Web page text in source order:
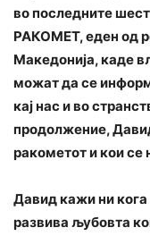
во последните
РАКОМЕТ, еден од
Македонија, каде
можат да се
кај нас и во
продолжение,
ракометот и кои се
Давид кажи ни кога
развива љубовта